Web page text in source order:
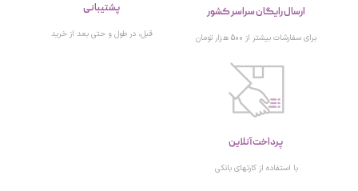
ارسال رایگان سراسر کشور
برای سفارشات بیشتر از 500 هزار تومان
پشتیبانی
قبل، در طول و حتی بعد از خرید
پرداخت آنلاین
با استفاده از کارتهای بانکی